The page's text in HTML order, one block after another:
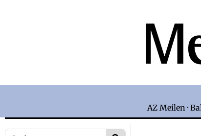
AZ Meilen ·